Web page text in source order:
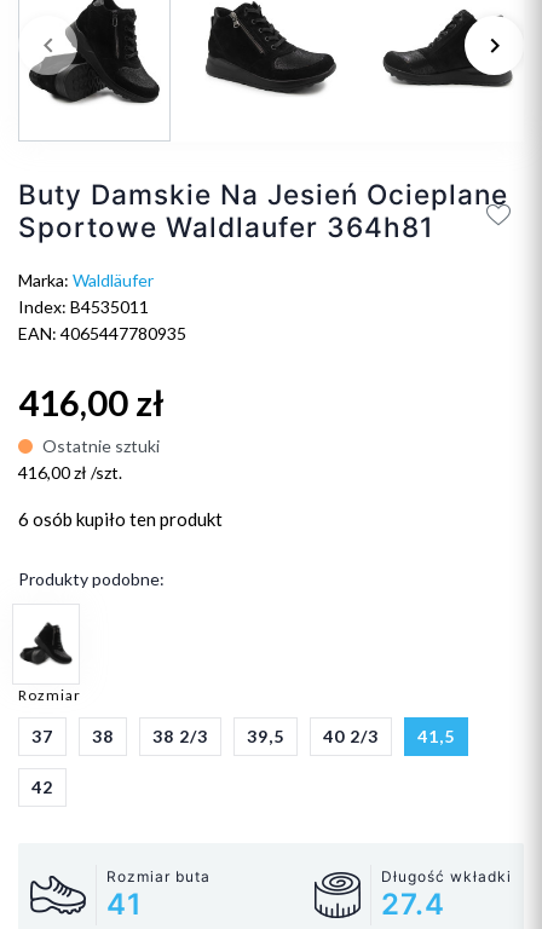
Poprzedni
keyboard_arrow_left keyboard_arrow_right
Buty Damskie Na Jesień Ocieplane
Sportowe Waldlaufer 364h81
Marka: Waldläufer
Index: B4535011
EAN: 4065447780935
416,00 zł
Ostatnie sztuki
416,00 zł /szt.
6 osób kupiło ten produkt
Produkty podobne:
Rozmiar
37 38 38 2/3 39,5 40 2/3 41,5
42
Rozmiar buta
41
Długość wkładki
27.4